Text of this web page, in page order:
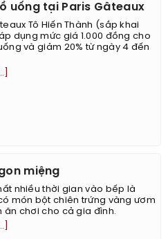
uống tại Paris Gâteaux
Tô Hiến Thành (sắp khai
dụng mức giá 1.000 đồng cho
và giảm 20% từ ngày 4 đến
miệng
nhiều thời gian vào bếp là
món bột chiên trứng vàng ươm
ăn chơi cho cả gia đình.